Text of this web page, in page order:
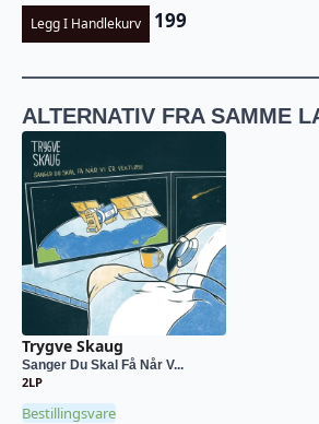
Legg I Handlekurv 199
ALTERNATIV FRA SAMME
Trygve Skaug
Sanger Du Skal Få Når V...
2LP
Bestillingsvare